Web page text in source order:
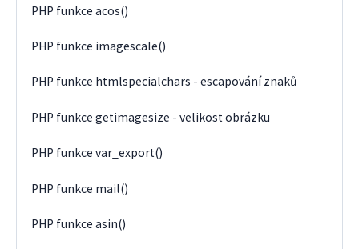
PHP funkce acos()
PHP funkce imagescale()
PHP funkce htmlspecialchars - escapování znaků
PHP funkce getimagesize - velikost obrázku
PHP funkce var_export()
PHP funkce mail()
PHP funkce asin()